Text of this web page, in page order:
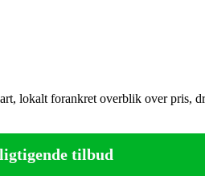
lokalt forankret overblik over pris,
tilbud